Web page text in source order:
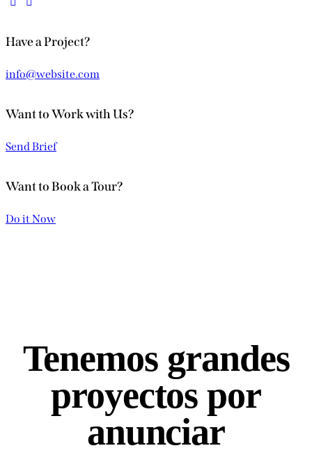
Have a Project?
info@website.com
Want to Work with Us?
Send Brief
Want to Book a Tour?
Do it Now
Tenemos grandes
proyectos por
anunciar